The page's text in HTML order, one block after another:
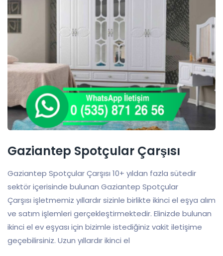
Gaziantep Spotçular Çarşısı
Gaziantep Spotçular Çarşısı 10+ yıldan fazla sütedir
sektör içerisinde bulunan Gaziantep Spotçular
Çarşısı işletmemiz yıllardır sizinle birlikte ikinci el eşya alım
ve satım işlemleri gerçekleştirmektedir. Elinizde bulunan
ikinci el ev eşyası için bizimle istediğiniz vakit iletişime
geçebilirsiniz. Uzun yıllardır ikinci el